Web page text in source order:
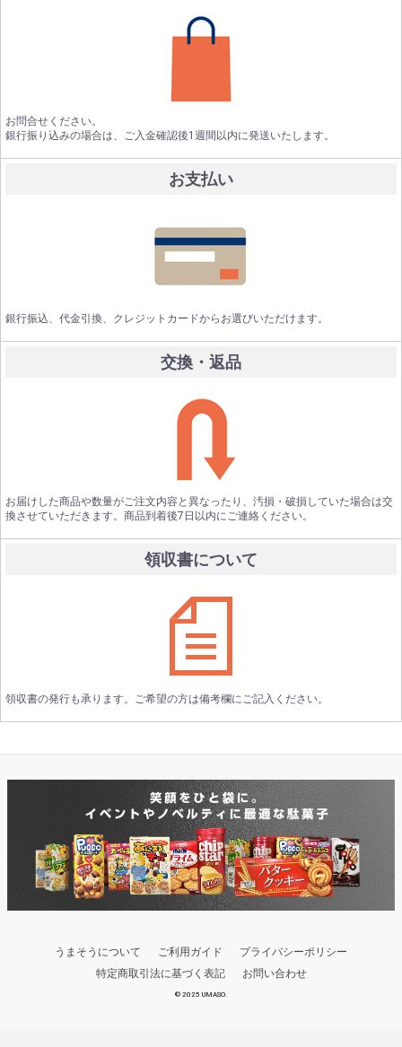
お問合せください。
銀行振り込みの場合は、ご入金確認後1週間以内に発送いたします。
お支払い
銀行振込、代金引換、クレジットカードからお選びいただけます。
交換・返品
お届けした商品や数量がご注文内容と異なったり、汚損・破損していた場合は交
換させていただきます。商品到着後7日以内にご連絡ください。
領収書について
領収書の発行も承ります。ご希望の方は備考欄にご記入ください。
うまそうについて ご利用ガイド
プライバシーポリシー
特定商取引法に基づく表記
お問い合わせ
© 2025 UMASO.